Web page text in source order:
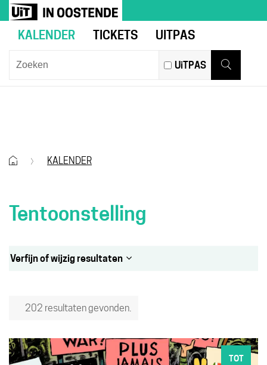
inhoud
naar
verfijn
UiT
inKALENDER TICKETS UITPAS
Wat
UiTPAS
Zoeken
StartpaginaKALENDER
Tentoonstelling
202 resultaten gevonden.
TOT
Verfijn of wijzig resultaten